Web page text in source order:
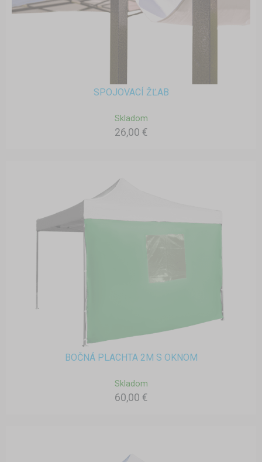
SPOJOVACÍ ŽĽAB
Skladom
26,00 €
BOČNÁ PLACHTA 2M S OKNOM
Skladom
60,00 €